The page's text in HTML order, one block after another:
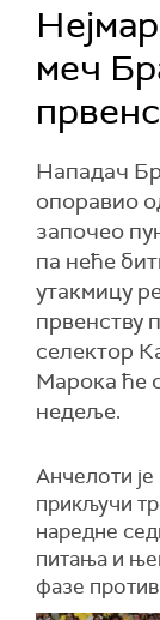
меч
Нападач
опоравио
започео
па неће
утакмицу
првенству
селектор
Марока ће
недеље.
Анчелоти је
прикључи
наредне
питања и
фазе против